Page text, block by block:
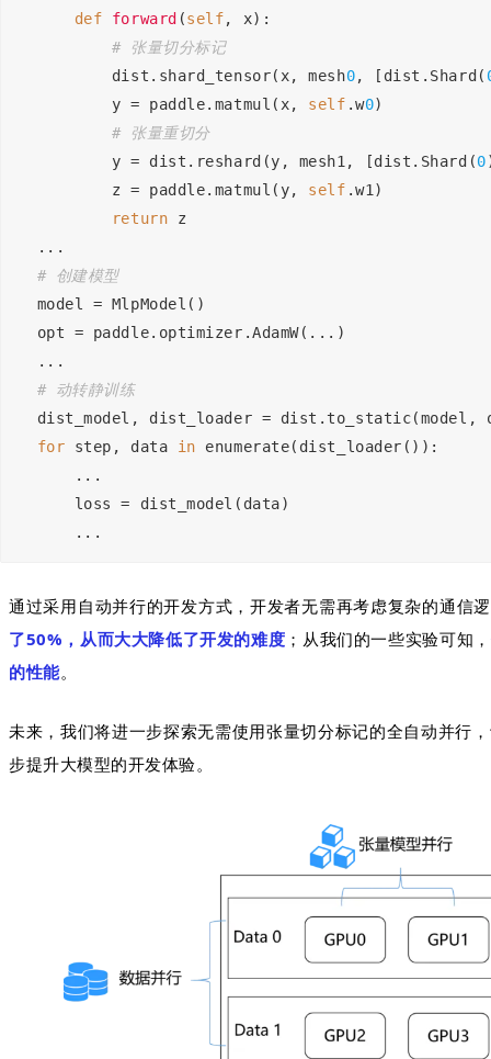
def forward (self, x) :
# 张量切分标记
        dist.shard_tensor(x, mesh
0, [dist.Shard(
        y = paddle.matmul(x,
self .w0)
# 张量重切分
        y = dist.reshard(y, mesh1, [dist.Shard(
0
        z = paddle.matmul(y,
self .w1)
return z
...
# 创建模型
model = MlpModel()
opt = paddle.optimizer.AdamW(...)
...
# 动转静训练
dist_model, dist_loader =
for step, data in enumerate(dist_loader()):
    ...
    loss = dist_model(data)
...
通过采用自动并行的开发方式，开发者无需再考虑复杂的通信
了50% ，从而大大降低了开发的难度 ；从我们的一些实验可知，
的性能。
未来，我们将进一步探索无需使用张量切分标记的全自动并行
步提升大模型的开发体验。